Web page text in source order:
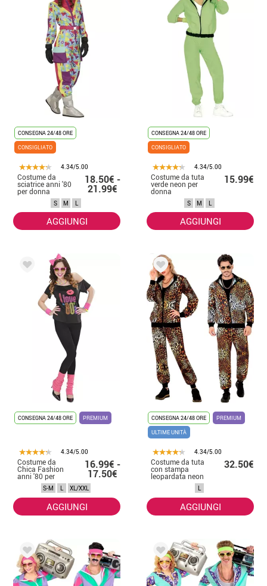
CONSEGNA 24/48 ORE
CONSIGLIATO
4.34/5.00
Costume da
sciatrice anni '80
per donna
18.50€ -
21.99€
S M L
AGGIUNGI
CONSEGNA 24/48 ORE
CONSIGLIATO
4.34/5.00
Costume da tuta
verde neon per
donna
15.99€
S M L
AGGIUNGI
CONSEGNA 24/48 ORE PREMIUM
4.34/5.00
Costume da
Chica Fashion
anni '80 per
16.99€ -
17.50€
S-M L XL/XXL
AGGIUNGI
CONSEGNA 24/48 ORE
PREMIUM
ULTIME UNITÀ
4.34/5.00
Costume da tuta
con stampa
leopardata neon
per adulto
32.50€
L
AGGIUNGI